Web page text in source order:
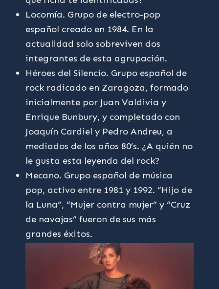
Locomía. Grupo de electro-pop
español creado en 1984. En la
actualidad solo sobreviven dos
integrantes de esta agrupación.
Héroes del Silencio. Grupo español de
rock radicado en Zaragoza, formado
inicialmente por Juan Valdivia y
Enrique Bunbury, y completado con
Joaquín Cardiel y Pedro Andreu, a
mediados de los años 80’s. ¿A quién no
le gusta esta leyenda del rock?
Mecano. Grupo español de música
pop, activo entre 1981 y 1992. “Hijo de
la Luna”, “Mujer contra mujer” y “Cruz
de navajas” fueron de sus más
grandes éxitos.